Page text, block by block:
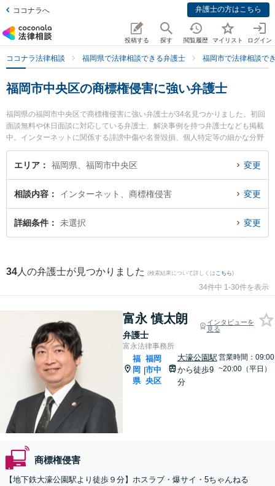
ココナラへ 弁護士の方はこちら
投稿する 探す 閲覧履歴 マイリスト ログイン
ココナラ法律相談 福岡県で法律相談できる弁護士 福岡市で法律相談で
福岡市中央区の商標権侵害に強い弁護士
福岡県の福岡市中央区で商標権侵害に強い弁護士が34名見つかりました。初回
面談無料や休日面談に対応している弁護士、解決事例を持つ弁護士なども掲載
中。インターネットに関係する誹謗中傷や名誉毀損、個人特定等の細かな分野
での絞り込み検索もでき便利です。特に富永法律事務所の富永 慎太朗弁護士や
春田法律事務所 福岡オフィスの神藤 貴弘弁護士、瀬戸法律事務所の瀬戸 伸一
相談したい』『商標権侵害のトラブル解決の実績豊富な近くの弁護士を検索し
たい』『初回相談無料で商標権侵害を法律相談できる福岡市中央区内の弁護士
に相談予約したい』などでお困りの相談者さんにおすすめです。
エリア 福岡県、福岡市中央区 変更
相談内容 インターネット、商標権侵害 変更
詳細条件 未選択 変更
34 人の弁護士が見つかりました (検索結果について詳しくは こちら)
34件中 1-30件を表示
富永 慎太朗
弁護士
インタビューを
見る
富永法律事務所
福
岡
県
|
福岡
市中
央区
大濠公園駅
から徒歩9
分
営業時間：09:00
~20:00（平日）
商標権侵害
【地下鉄大濠公園駅より徒歩９分】ホスラブ・爆サイ・5ちゃんねる